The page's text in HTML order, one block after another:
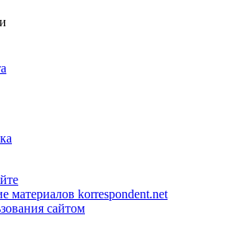
материалов korrespondent.net
сайтом